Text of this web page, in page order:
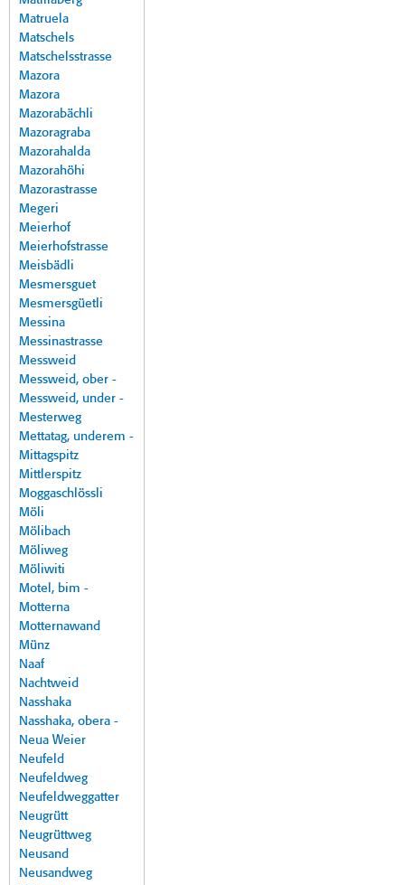
Matruela
Matschels
Matschelsstrasse
Mazora
Mazora
Mazorabächli
Mazoragraba
Mazorahalda
Mazorahöhi
Mazorastrasse
Megeri
Meierhof
Meierhofstrasse
Meisbädli
Mesmersguet
Mesmersgüetli
Messina
Messinastrasse
Messweid
Messweid, ober -
Messweid, under -
Mesterweg
Mettatag, underem -
Mittagspitz
Mittlerspitz
Moggaschlössli
Möli
Mölibach
Möliweg
Möliwiti
Motel, bim -
Motterna
Motternawand
Münz
Naaf
Nachtweid
Nasshaka
Nasshaka, obera -
Neua Weier
Neufeld
Neufeldweg
Neufeldweggatter
Neugrütt
Neugrüttweg
Neusand
Neusandweg